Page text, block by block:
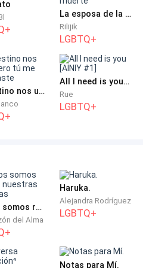
cuándo eso es
se acercaba a la pequeña
y esperó a que
mujeres estaban
con el ayudante de
llegado. El ayudante era
por unos
de infarto.Lástima su
siempre se le puede poner
con el muchacho,
para llamar la atención,
gato que se estiraba
La esposa de la muerte
Rilijik
LGBTQ+
El destino nos unió, pero tú me aceptaste
All I need is you [AINIY #1]
Rue
LGBTQ+
Todos somos raros a nuestras maneras
del Alma
Haruka.
Alejandra Rodríguez
LGBTQ+
Notas para Mí.